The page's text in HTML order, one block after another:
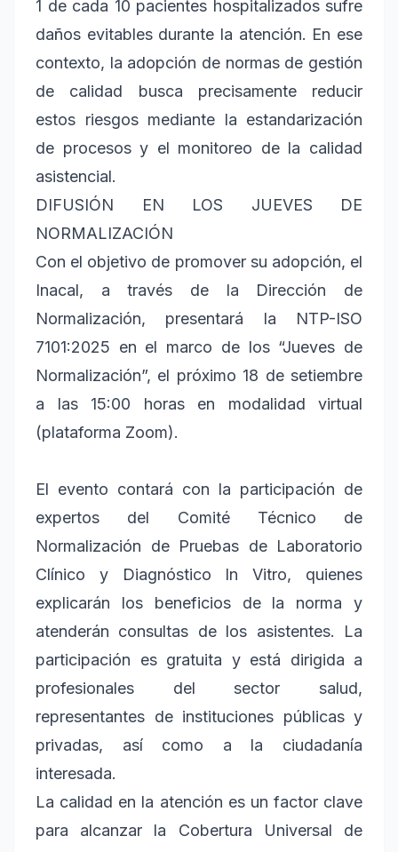
1 de cada 10 pacientes hospitalizados sufre
daños evitables durante la atención. En ese
contexto, la adopción de normas de gestión
de calidad busca precisamente reducir
estos riesgos mediante la estandarización
de procesos y el monitoreo de la calidad
asistencial.
DIFUSIÓN EN LOS JUEVES DE
NORMALIZACIÓN
Con el objetivo de promover su adopción, el
Inacal, a través de la Dirección de
Normalización, presentará la NTP-ISO
7101:2025 en el marco de los “Jueves de
Normalización”, el próximo 18 de setiembre
a las 15:00 horas en modalidad virtual
(plataforma Zoom).
El evento contará con la participación de
expertos del Comité Técnico de
Normalización de Pruebas de Laboratorio
Clínico y Diagnóstico In Vitro, quienes
explicarán los beneficios de la norma y
atenderán consultas de los asistentes. La
participación es gratuita y está dirigida a
profesionales del sector salud,
representantes de instituciones públicas y
privadas, así como a la ciudadanía
interesada.
La calidad en la atención es un factor clave
para alcanzar la Cobertura Universal de